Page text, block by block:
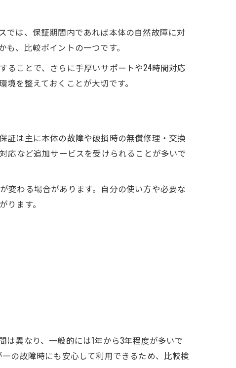
では、保証期間内であれば本体の自然故障に対
、比較ポイントの一つです。
ることで、さらに手厚いサポートや24時間対応
を整えておくことが大切です。
証は主に本体の故障や破損時の無償修理・交換
応など追加サービスを受けられることが多いで
変わる場合があります。自分の使い方や必要な
ます。
異なり、一般的には1年から3年程度が多いで
の故障時にも安心して利用できるため、比較検